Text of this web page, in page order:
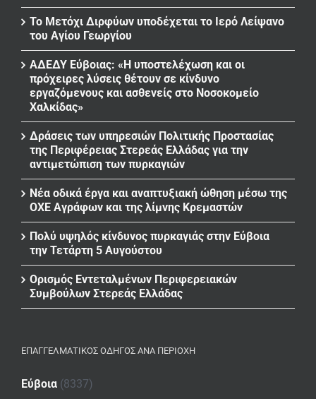
Το Μετόχι Διρφύων υποδέχεται το Ιερό Λείψανο
του Αγίου Γεωργίου
ΑΔΕΔΥ Εύβοιας: «Η υποστελέχωση και οι
πρόχειρες λύσεις θέτουν σε κίνδυνο
εργαζόμενους και ασθενείς στο Νοσοκομείο
Χαλκίδας»
Δράσεις των υπηρεσιών Πολιτικής Προστασίας
της Περιφέρειας Στερεάς Ελλάδας για την
αντιμετώπιση των πυρκαγιών
Νέα οδικά έργα και αναπτυξιακή ώθηση μέσω της
ΟΧΕ Αγράφων και της λίμνης Κρεμαστών
Πολύ υψηλός κίνδυνος πυρκαγιάς στην Εύβοια
την Τετάρτη 5 Αυγούστου
Ορισμός Εντεταλμένων Περιφερειακών
Συμβούλων Στερεάς Ελλάδας
ΕΠΑΓΓΕΛΜΑΤΙΚΌΣ ΟΔΗΓΌΣ ΑΝΆ ΠΕΡΙΟΧΉ
Εύβοια (8337)